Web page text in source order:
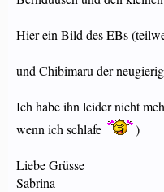
Hier ein Bild des EBs
und Chibimaru der
Ich habe ihn leider nicht
wenn ich schlafe
)
Liebe Grüsse
Sabrina